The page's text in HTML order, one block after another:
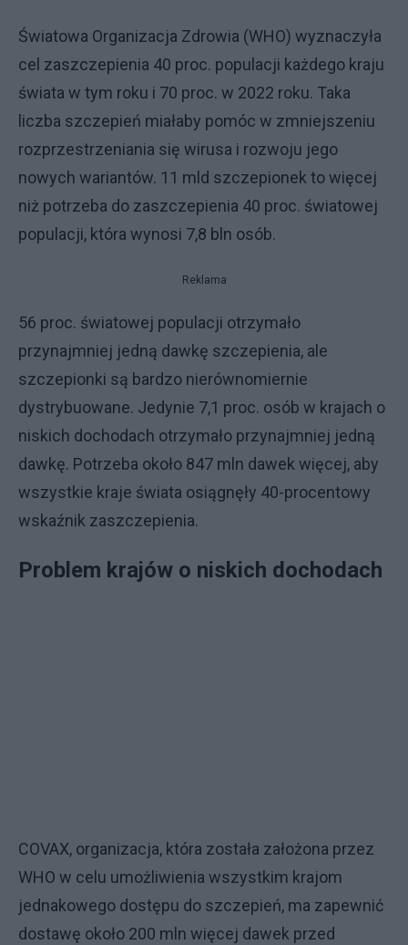
Światowa Organizacja Zdrowia (WHO) wyznaczyła
cel zaszczepienia 40 proc. populacji każdego kraju
świata w tym roku i 70 proc. w 2022 roku. Taka
liczba szczepień miałaby pomóc w zmniejszeniu
rozprzestrzeniania się wirusa i rozwoju jego
nowych wariantów. 11 mld szczepionek to więcej
niż potrzeba do zaszczepienia 40 proc. światowej
populacji, która wynosi 7,8 bln osób.
Reklama
56 proc. światowej populacji otrzymało
przynajmniej jedną dawkę szczepienia, ale
szczepionki są bardzo nierównomiernie
dystrybuowane. Jedynie 7,1 proc. osób w krajach o
niskich dochodach otrzymało przynajmniej jedną
dawkę. Potrzeba około 847 mln dawek więcej, aby
wszystkie kraje świata osiągnęły 40-procentowy
wskaźnik zaszczepienia.
Problem krajów o niskich dochodach
COVAX, organizacja, która została założona przez
WHO w celu umożliwienia wszystkim krajom
jednakowego dostępu do szczepień, ma zapewnić
dostawę około 200 mln więcej dawek przed